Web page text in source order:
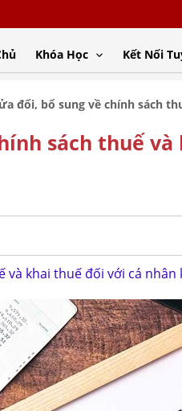
Khóa Học Kết Nối
đổi, bổ sung về chính sách
sách thuế
và khai thuế đối với cá nhân